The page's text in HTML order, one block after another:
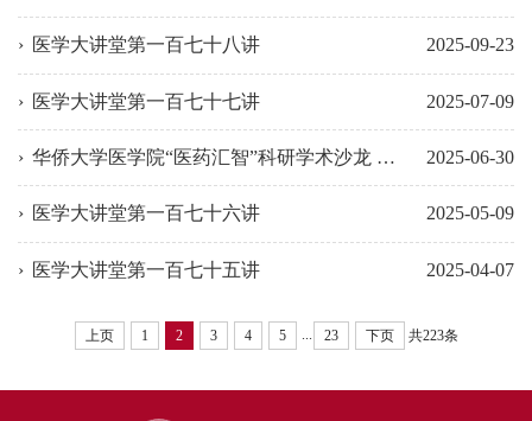
医学大讲堂第一百七十八讲 2025-09-23
医学大讲堂第一百七十七讲 2025-07-09
华侨大学医学院“医药汇智”科研学术沙龙 ——第七期 2025-06-30
医学大讲堂第一百七十六讲 2025-05-09
医学大讲堂第一百七十五讲 2025-04-07
上页 1 2 3 4 5 23 下页 共223条